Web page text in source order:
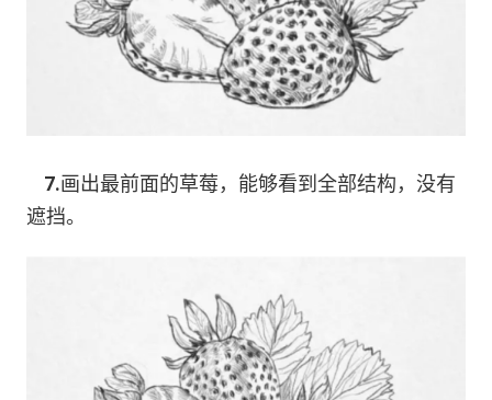
7.画出最前面的草莓，能够看到全部结构，没有
遮挡。